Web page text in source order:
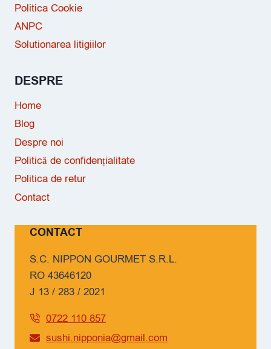
Politica Cookie
ANPC
Solutionarea litigiilor
DESPRE
Home
Blog
Despre noi
Politică de confidențialitate
Politica de retur
Contact
CONTACT
S.C. NIPPON GOURMET S.R.L.
RO 43646120
J 13 / 283 / 2021
0722 110 857
sushi.nipponia@gmail.com